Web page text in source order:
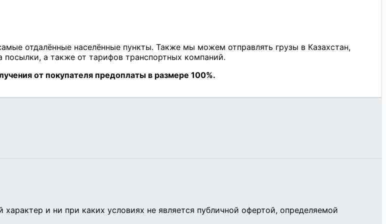
и ни при каких условиях не является публичной офертой, определяемой